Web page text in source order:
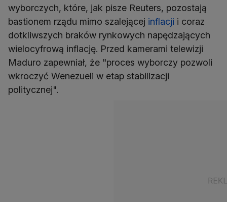
wyborczych, które, jak pisze Reuters, pozostają
bastionem rządu mimo szalejącej inflacji i coraz
dotkliwszych braków rynkowych napędzających
wielocyfrową inflację. Przed kamerami telewizji
Maduro zapewniał, że "proces wyborczy pozwoli
wkroczyć Wenezueli w etap stabilizacji
politycznej".